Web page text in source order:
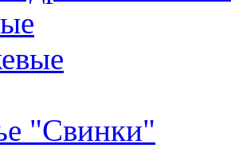
"Свинки"